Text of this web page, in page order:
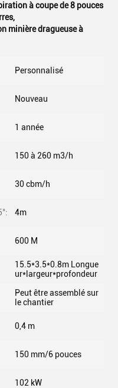
à coupe de 8 pouces
,
minière dragueuse à
Personnalisé
Nouveau
1 année
150 à 260 m3/h
30 cbm/h
4m
600 M
15.5*3.5*0.8m Longue
ur*largeur*profondeur
Peut être assemblé sur
le chantier
0,4 m
150 mm/6 pouces
102 kW